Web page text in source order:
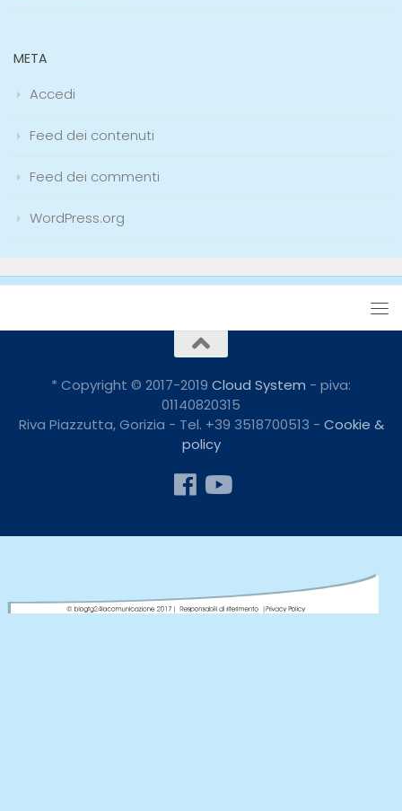
META
Accedi
Feed dei contenuti
Feed dei commenti
WordPress.org
* Copyright © 2017-2019 Cloud System - piva:
01140820315
Riva Piazzutta, Gorizia - Tel. +39 3518700513 - Cookie &
policy